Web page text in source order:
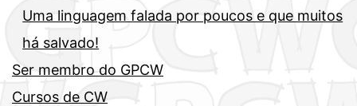
Uma linguagem falada por poucos e que muitos
há salvado!
Ser membro do GPCW
Cursos de CW